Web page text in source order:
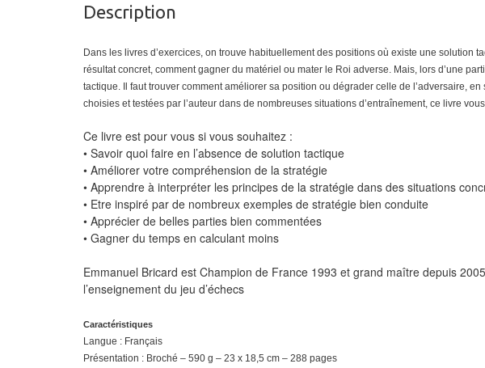
Description
Dans les livres d’exercices, on trouve habituellement des positions où existe une solution
résultat concret, comment gagner du matériel ou mater le Roi adverse. Mais, lors d’une
tactique. Il faut trouver comment améliorer sa position ou dégrader celle de l’adversaire,
choisies et testées par l’auteur dans de nombreuses situations d’entraînement, ce livre
Ce livre est pour vous si vous souhaitez :
• Savoir quoi faire en l’absence de solution tactique
• Améliorer votre compréhension de la stratégie
• Apprendre à interpréter les principes de la stratégie dans des situations
• Etre inspiré par de nombreux exemples de stratégie bien conduite
• Apprécier de belles parties bien commentées
• Gagner du temps en calculant moins
Emmanuel Bricard est Champion de France 1993 et grand maître depuis
l’enseignement du jeu d’échecs
Caractéristiques
Langue : Français
Présentation : Broché – 590 g – 23 x 18,5 cm – 288 pages